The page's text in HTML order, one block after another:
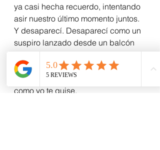
ya casi hecha recuerdo, intentando
asir nuestro último momento juntos.
Y desaparecí. Desaparecí como un
suspiro lanzado desde un balcón
rodeado de lágrimas de nube. No
alcancé a empuñar tu último adiós,
pero supe que me quisiste tanto
como yo te quise.